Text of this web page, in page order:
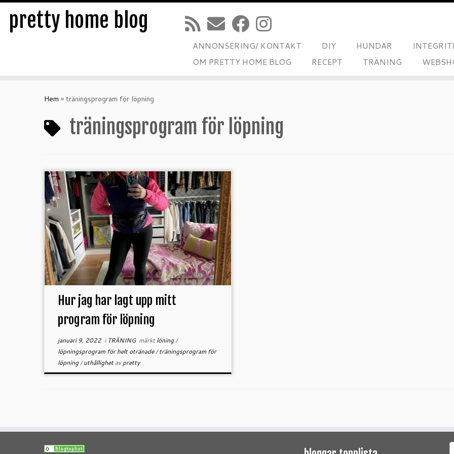
pretty home blog
ANNONSERING/ KONTAKT DIY HUNDAR
OM PRETTY HOME BLOG
RECEPT TRÄNING
Hem » träningsprogram för löpning
träningsprogram för löpning
Hur jag har lagt upp mitt
program för löpning
januari 9, 2022i TRÄNING märktlöning/
löpningsprogram för helt otränade/träningsprogram för
löpning/uthållighetavpretty